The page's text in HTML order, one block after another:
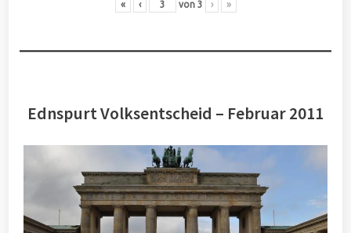
« ‹ von 3 › »
Ednspurt Volksentscheid – Februar 2011